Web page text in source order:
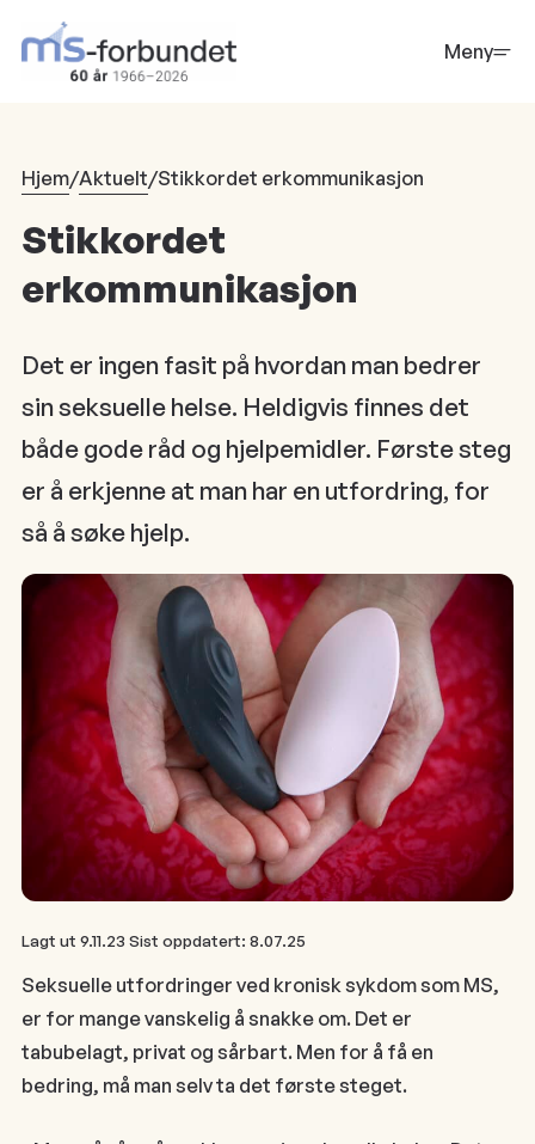
hovedinnhold
Meny
Hjem/Aktuelt/Stikkordet erkommunikasjon
Stikkordet
erkommunikasjon
Det er ingen fasit på hvordan man bedrer
sin seksuelle helse. Heldigvis finnes det
både gode råd og hjelpemidler. Første steg
er å erkjenne at man har en utfordring, for
så å søke hjelp.
Lagt ut9.11.23Sist oppdatert: 8.07.25
Seksuelle utfordringer ved kronisk sykdom som MS,
er for mange vanskelig å snakke om. Det er
tabubelagt, privat og sårbart. Men for å få en
bedring, må man selv ta det første steget.